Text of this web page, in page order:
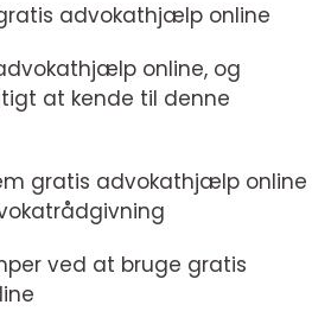
advokathjælp online
online, og
at kende til denne
gratis advokathjælp online
ved at bruge gratis